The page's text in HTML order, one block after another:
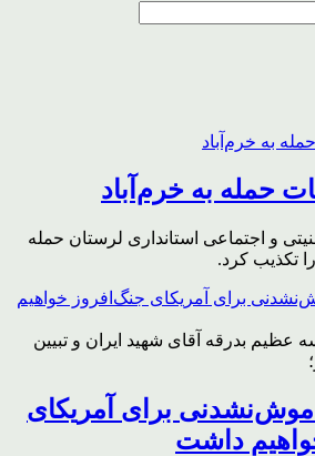
حمله به خرم‌آباد
و اجتماعی استانداری لرستان حمله
تکذیب کرد.
عظیم بدرقه آقای شهید ایران و تبیین
برای آمریکای
داشت